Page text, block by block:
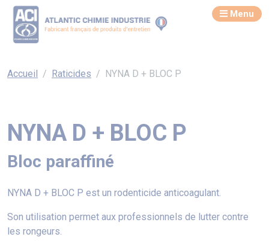
Menu
Accueil Raticides NYNA D + BLOC P
NYNA D + BLOC P
Bloc paraffiné
NYNA D + BLOC P est un rodenticide anticoagulant.
Son utilisation permet aux professionnels de lutter contre
les rongeurs.